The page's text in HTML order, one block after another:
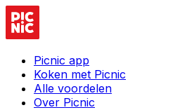
Picnic app
Koken met Picnic
Alle voordelen
Over Picnic